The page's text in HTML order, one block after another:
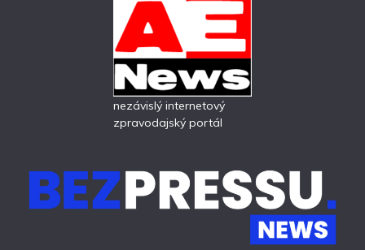
nezávislý internetový
zpravodajský portál